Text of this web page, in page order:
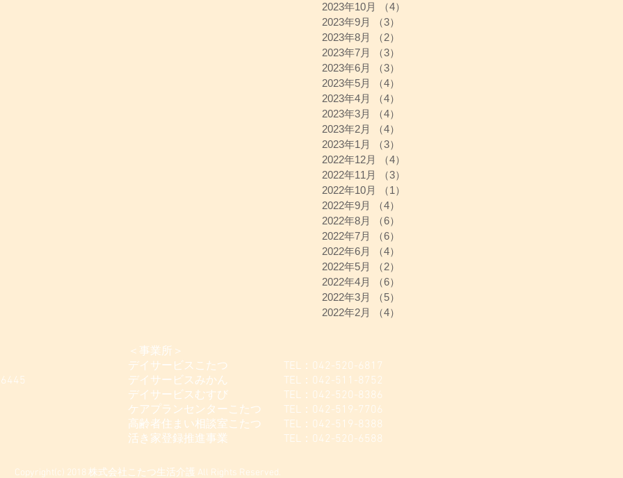
2023年10月
（4）
2023年9月
（3）
2023年8月
（2）
2023年7月
（3）
2023年6月
（3）
2023年5月
（4）
2023年4月
（4）
2023年3月
（4）
2023年2月
（4）
2023年1月
（3）
2022年12月
（4）
2022年11月
（3）
2022年10月
（1）
2022年9月
（4）
2022年8月
（6）
2022年7月
（6）
2022年6月
（4）
2022年5月
（2）
2022年4月
（6）
2022年3月
（5）
2022年2月
（4）
＜事業所＞
デイサービスこたつ TEL：042-520-6817
デイサービスみかん TEL：042-511-8752
デイサービスむすび TEL：042-520-8386​
ケアプランセンターこたつ TEL：042-519-7706
高齢者住まい相談室こたつ TEL：042-519-8388
活き家登録推進事業 TEL：042-520-6588
Copyright(c) 2018 株式会社こたつ生活介護 All Rights Reserved.